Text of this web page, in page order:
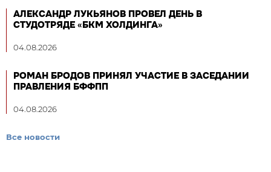
АЛЕКСАНДР ЛУКЬЯНОВ ПРОВЕЛ ДЕНЬ В
СТУДОТРЯДЕ «БКМ ХОЛДИНГА»
04.08.2026
РОМАН БРОДОВ ПРИНЯЛ УЧАСТИЕ В ЗАСЕДАНИИ
ПРАВЛЕНИЯ БФФПП
04.08.2026
Все новости